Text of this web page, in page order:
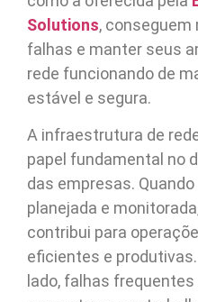
Solutions, conseguem
falhas e manter seus
rede funcionando de
estável e segura.
A infraestrutura de
papel fundamental no
das empresas. Quando
planejada e
contribui para
eficientes e
lado, falhas